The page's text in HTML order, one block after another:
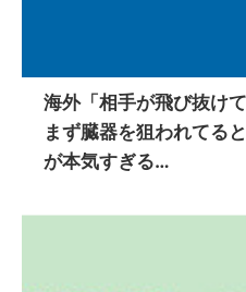
海外「相手が飛び抜け
まず臓器を狙われてる
が本気すぎる…